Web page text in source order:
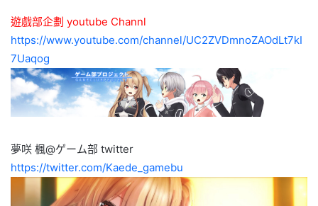
遊戲部企劃 youtube Channl
https://www.youtube.com/channel/UC2ZVDmnoZAOdLt7kI
7Uaqog
夢咲 楓@ゲーム部 twitter
https://twitter.com/Kaede_gamebu